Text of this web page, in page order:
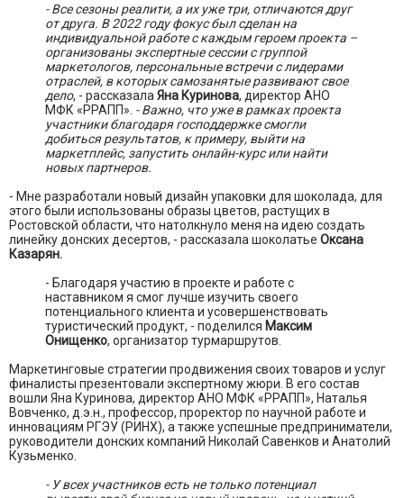
- Все сезоны реалити, а их уже три, отличаются друг
от друга. В 2022 году фокус был сделан на
индивидуальной работе с каждым героем проекта –
организованы экспертные сессии с группой
маркетологов, персональные встречи с лидерами
отраслей, в которых самозанятые развивают свое
дело, - рассказала Яна Куринова, директор АНО
МФК «РРАПП». - Важно, что уже в рамках проекта
участники благодаря господдержке смогли
добиться результатов, к примеру, выйти на
маркетплейс, запустить онлайн-курс или найти
новых партнеров.
- Мне разработали новый дизайн упаковки для шоколада, для
этого были использованы образы цветов, растущих в
Ростовской области, что натолкнуло меня на идею создать
линейку донских десертов, - рассказала шоколатье Оксана
Казарян.
- Благодаря участию в проекте и работе с
наставником я смог лучше изучить своего
потенциального клиента и усовершенствовать
туристический продукт, - поделился Максим
Онищенко, организатор турмаршрутов.
Маркетинговые стратегии продвижения своих товаров и услуг
финалисты презентовали экспертному жюри. В его состав
вошли Яна Куринова, директор АНО МФК «РРАПП», Наталья
Вовченко, д.э.н., профессор, проректор по научной работе и
инновациям РГЭУ (РИНХ), а также успешные предприниматели,
руководители донских компаний Николай Савенков и Анатолий
Кузьменко.
- У всех участников есть не только потенциал